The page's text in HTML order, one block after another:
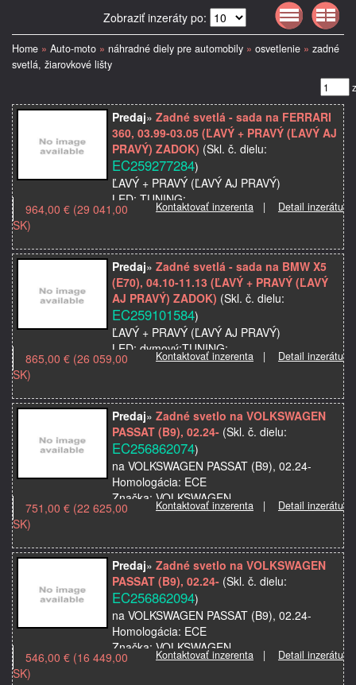
Zobraziť inzeráty po:
Home » Auto-moto » náhradné diely pre automobily » osvetlenie » zadné
svetlá, žiarovkové lišty
Predaj» Zadné svetlá - sada na FERRARI
360, 03.99-03.05 (ĽAVÝ + PRAVÝ (ĽAVÝ AJ
PRAVÝ) ZADOK) (Skl. č. dielu:
EC259277284)
ĽAVÝ + PRAVÝ (ĽAVÝ AJ PRAVÝ)
LED; TUNING;
Značka: FERRARI
Strana: ľavá+pravá
Kvalita: Odporúčaná kvalita
Miesto montáže: zadný
Kontaktovať inzerenta | Detail inzerátu
964,00 € (29 041,00
SK)
Predaj» Zadné svetlá - sada na BMW X5
(E70), 04.10-11.13 (ĽAVÝ + PRAVÝ (ĽAVÝ
AJ PRAVÝ) ZADOK) (Skl. č. dielu:
EC259101584)
ĽAVÝ + PRAVÝ (ĽAVÝ AJ PRAVÝ)
LED; dymový;TUNING;
Značka: BMW
Strana: ľavá+pravá
Kvalita: Odporúčaná kvalita
Farba: dymový
Kontaktovať inzerenta | Detail inzerátu
865,00 € (26 059,00
SK)
Predaj» Zadné svetlo na VOLKSWAGEN
PASSAT (B9), 02.24- (Skl. č. dielu:
EC256862074)
na VOLKSWAGEN PASSAT (B9), 02.24-
Homologácia: ECE
Značka: VOLKSWAGEN
Model použitia: PASSAT (B9), 02.24-
Názov dielu: Zadné svetlo
OE…
Kontaktovať inzerenta | Detail inzerátu
751,00 € (22 625,00
SK)
Predaj» Zadné svetlo na VOLKSWAGEN
PASSAT (B9), 02.24- (Skl. č. dielu:
EC256862094)
na VOLKSWAGEN PASSAT (B9), 02.24-
Homologácia: ECE
Značka: VOLKSWAGEN
Model použitia: PASSAT (B9), 02.24-
Kontaktovať inzerenta | Detail inzerátu
546,00 € (16 449,00
SK)